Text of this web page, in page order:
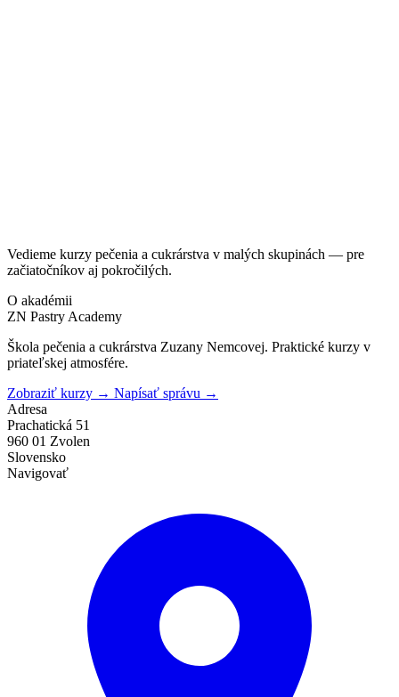
Vedieme kurzy pečenia a cukrárstva v malých skupinách — pre
začiatočníkov aj pokročilých.
O akadémii
ZN Pastry Academy
Škola pečenia a cukrárstva Zuzany Nemcovej. Praktické kurzy v
priateľskej atmosfére.
Zobraziť kurzy → Napísať správu →
Adresa
Prachatická 51
960 01 Zvolen
Slovensko
Navigovať